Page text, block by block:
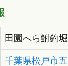
田園へら鮒釣堀
千葉県松戸市